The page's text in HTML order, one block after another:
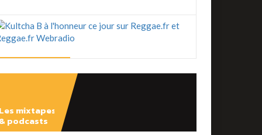
Kultcha B à l'honneur ce jour sur Reggae.fr et
Reggae.fr Webradio
REGGAE FRANÇAIS
Le 7 Août 2026
Les mixtapes
& podcasts